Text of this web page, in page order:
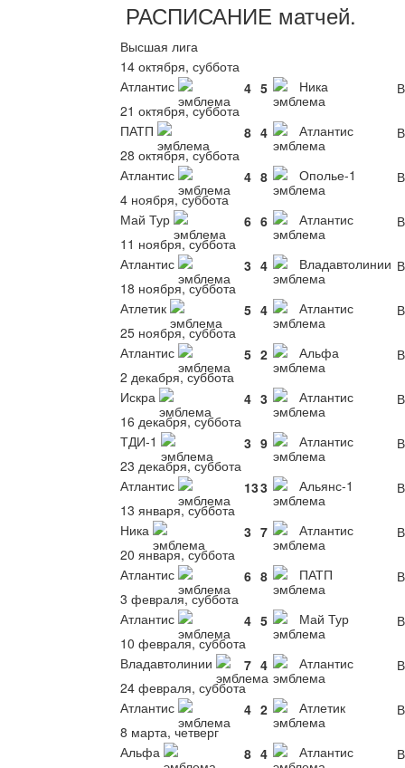
РАСПИСАНИЕ матчей.
Высшая лига
14 октября, суббота
Атлантис
4 5 Ника
21 октября, суббота
ПАТП
8 4 Атлантис
28 октября, суббота
Атлантис
4 8 Ополье-1
4 ноября, суббота
Май Тур
6 6 Атлантис
11 ноября, суббота
Атлантис
3 4 Владавтолинии
18 ноября, суббота
Атлетик
5 4 Атлантис
25 ноября, суббота
Атлантис
5 2 Альфа
2 декабря, суббота
Искра
4 3 Атлантис
16 декабря, суббота
ТДИ-1
3 9 Атлантис
23 декабря, суббота
Атлантис
133 Альянс-1
13 января, суббота
Ника
3 7 Атлантис
20 января, суббота
Атлантис
6 8 ПАТП
3 февраля, суббота
Атлантис
4 5 Май Тур
10 февраля, суббота
Владавтолинии
7 4 Атлантис
24 февраля, суббота
Атлантис
4 2 Атлетик
8 марта, четверг
Альфа
8 4 Атлантис